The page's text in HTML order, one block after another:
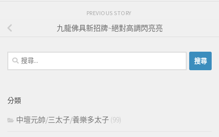
PREVIOUS STORY
九龍佛具新招牌~絕對高調閃亮亮
搜
尋
字:
分類
中壇元帥/三太子/養樂多太子 (99)